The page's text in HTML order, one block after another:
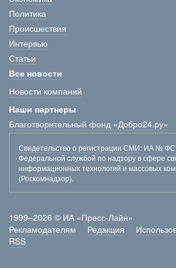
Политика
Происшествия
Интервью
Статьи
Все новости
Новости компаний
Наши партнеры
Благотворительный фонд «Добро24.ру»
Свидетельство о регистрации СМИ: ИА №
Федеральной службой по надзору в сфере
информационных технологий и массовых
(Роскомнадзор).
1999–2026 © ИА «Пресс-Лайн»
Рекламодателям
Редакция
RSS